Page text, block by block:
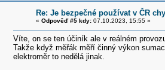
Re: Je bezpečné používat v ČR
« Odpověď #5 kdy:07.10.2023, 15:55 »
Víte, on se ten účiník ale v reálném
Takže když měřák měří činný výkon
elektroměr to nedělá jinak.